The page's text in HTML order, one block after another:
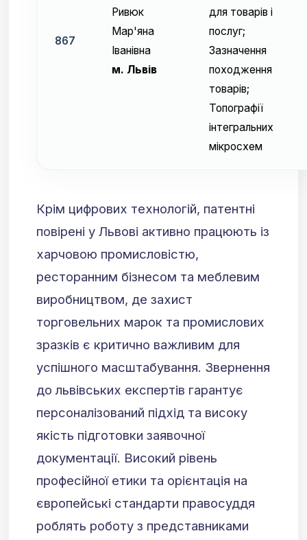
867
Ривюк
Мар'яна
Іванівна
м. Львів
для товарів і
послуг;
Зазначення
походження
товарів;
Топографії
інтегральних
мікросхем
Крім цифрових технологій, патентні
повірені у Львові активно працюють із
харчовою промисловістю,
ресторанним бізнесом та меблевим
виробництвом, де захист
торговельних марок та промислових
зразків є критично важливим для
успішного масштабування. Звернення
до львівських експертів гарантує
персоналізований підхід та високу
якість підготовки заявочної
документації. Високий рівень
професійної етики та орієнтація на
європейські стандарти правосуддя
роблять роботу з представниками